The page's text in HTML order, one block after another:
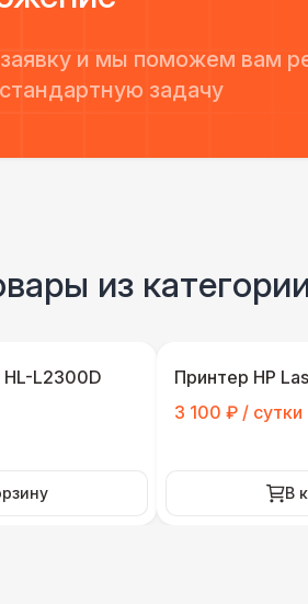
и мы поможем вам
задачу
из
L2300D
Принтер HP
3 100 ₽ / сутки
В